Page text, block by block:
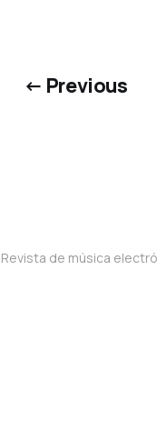
← Previous
de música